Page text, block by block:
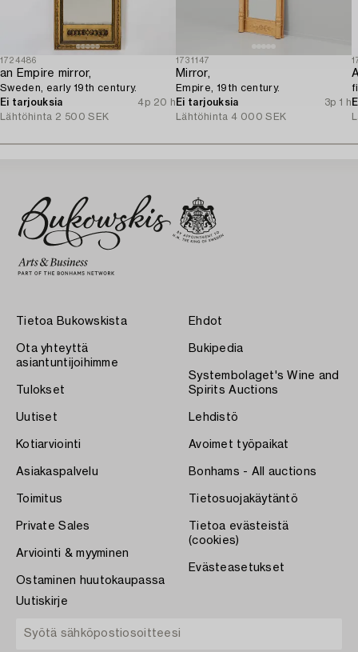
1724486
an Empire mirror,
Sweden, early 19th century.
Ei tarjouksia
4p 20 h
Lähtöhinta 2 500 SEK
1731147
Mirror,
Empire, 19th century.
Ei tarjouksia
3p 1 h
Lähtöhinta 4 000 SEK
Tietoa Bukowskista
Ota yhteyttä
asiantuntijoihimme
Tulokset
Uutiset
Kotiarviointi
Asiakaspalvelu
Toimitus
Private Sales
Arviointi & myyminen
Ostaminen huutokaupassa
Ehdot
Bukipedia
Systembolaget's Wine and
Spirits Auctions
Lehdistö
Avoimet työpaikat
Bonhams - All auctions
Tietosuojakäytäntö
Tietoa evästeistä
(cookies)
Evästeasetukset
Uutiskirje